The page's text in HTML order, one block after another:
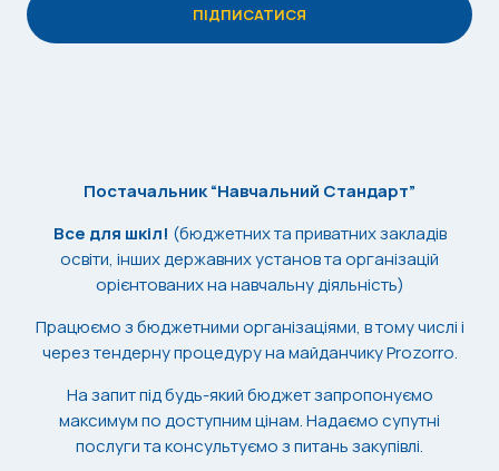
Постачальник “Навчальний Стандарт”
Все для шкіл! (бюджетних та приватних закладів
освіти, інших державних установ та організацій
орієнтованих на навчальну діяльність)
Працюємо з бюджетними організаціями, в тому числі і
через тендерну процедуру на майданчику Prozorro.
На запит під будь-який бюджет запропонуємо
максимум по доступним цінам. Надаємо супутні
послуги та консультуємо з питань закупівлі.